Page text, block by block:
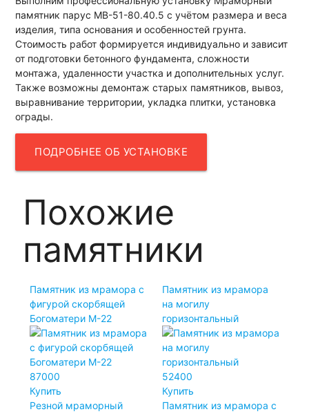
памятник парус МВ-51-80.40.5 с учётом размера и веса
изделия, типа основания и особенностей грунта.
Стоимость работ формируется индивидуально и зависит
от подготовки бетонного фундамента, сложности
монтажа, удаленности участка и дополнительных услуг.
Также возможны демонтаж старых памятников, вывоз,
выравнивание территории, укладка плитки, установка
ограды.
ПОДРОБНЕЕ ОБ УСТАНОВКЕ
Похожие
памятники
Памятник из мрамора с
фигурой скорбящей
Богоматери М-22
87000
Купить
Памятник из мрамора
на могилу
горизонтальный
52400
Купить
Резной мраморный
Памятник из мрамора с